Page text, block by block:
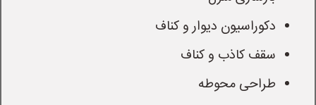
دکوراسیون دیوار و کناف
سقف کاذب و کناف
طراحی محوطه